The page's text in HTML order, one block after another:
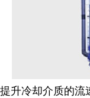
提升冷却介质的流